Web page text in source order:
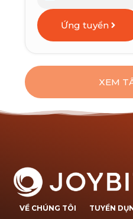
Ứng tuyển
XEM
VỀ CHÚNG TÔI TUYỂN